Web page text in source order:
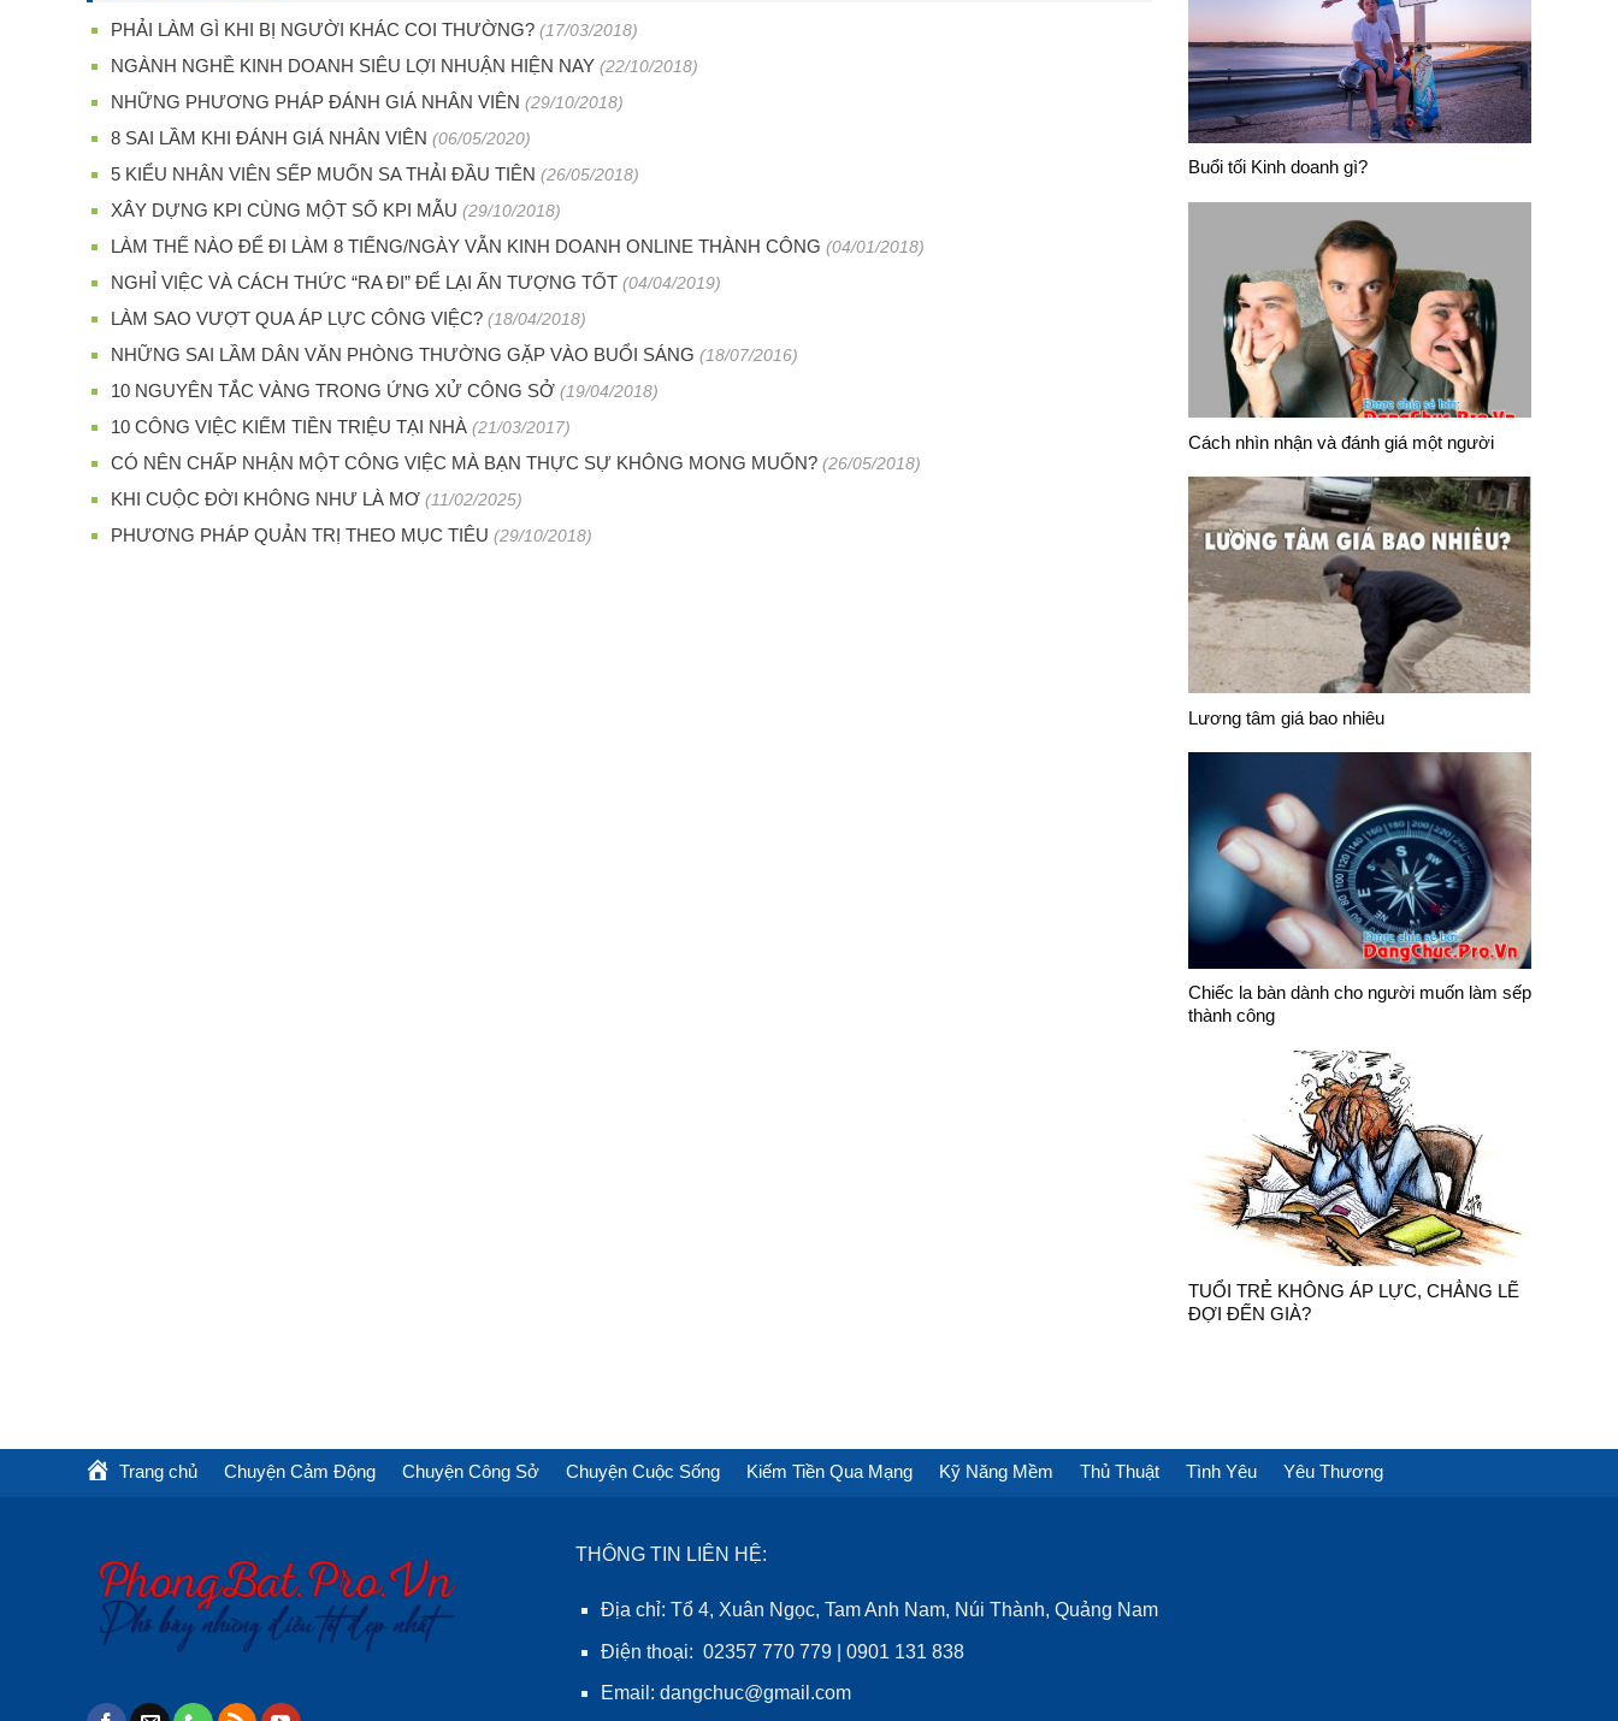
PHẢI LÀM GÌ KHI BỊ NGƯỜI KHÁC COI THƯỜNG? (17/03/2018)
NGÀNH NGHỀ KINH DOANH SIÊU LỢI NHUẬN HIỆN NAY (22/10/2018)
NHỮNG PHƯƠNG PHÁP ĐÁNH GIÁ NHÂN VIÊN (29/10/2018)
8 SAI LẦM KHI ĐÁNH GIÁ NHÂN VIÊN (06/05/2020)
5 KIỂU NHÂN VIÊN SẾP MUỐN SA THẢI ĐẦU TIÊN (26/05/2018)
XÂY DỰNG KPI CÙNG MỘT SỐ KPI MẪU (29/10/2018)
LÀM THẾ NÀO ĐỂ ĐI LÀM 8 TIẾNG/NGÀY VẪN KINH DOANH ONLINE THÀNH CÔNG (04/01/2018)
NGHỈ VIỆC VÀ CÁCH THỨC “RA ĐI” ĐỂ LẠI ẤN TƯỢNG TỐT (04/04/2019)
LÀM SAO VƯỢT QUA ÁP LỰC CÔNG VIỆC? (18/04/2018)
NHỮNG SAI LẦM DÂN VĂN PHÒNG THƯỜNG GẶP VÀO BUỔI SÁNG (18/07/2016)
10 NGUYÊN TẮC VÀNG TRONG ỨNG XỬ CÔNG SỞ (19/04/2018)
10 CÔNG VIỆC KIẾM TIỀN TRIỆU TẠI NHÀ (21/03/2017)
CÓ NÊN CHẤP NHẬN MỘT CÔNG VIỆC MÀ BẠN THỰC SỰ KHÔNG MONG MUỐN? (26/05/2018)
KHI CUỘC ĐỜI KHÔNG NHƯ LÀ MƠ (11/02/2025)
PHƯƠNG PHÁP QUẢN TRỊ THEO MỤC TIÊU (29/10/2018)
Buổi tối Kinh doanh gì?
Cách nhìn nhận và đánh giá một người
Lương tâm giá bao nhiêu
Chiếc la bàn dành cho người muốn làm sếp
thành công
TUỔI TRẺ KHÔNG ÁP LỰC, CHẲNG LẼ
ĐỢI ĐẾN GIÀ?
Trang chủ Chuyện Cảm Động Chuyện Công Sở Chuyện Cuộc Sống Kiếm Tiền Qua Mạng Kỹ Năng Mềm Thủ Thuật Tình Yêu Yêu Thương
THÔNG TIN LIÊN HỆ:
Địa chỉ: Tổ 4, Xuân Ngọc, Tam Anh Nam, Núi Thành, Quảng Nam
Điện thoại: 02357 770 779 | 0901 131 838
Email: dangchuc@gmail.com